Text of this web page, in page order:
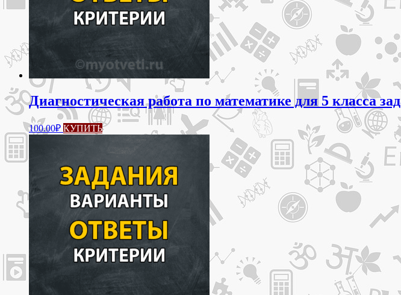
Диагностическая работа по математике для 5 класса
100.00₽ КУПИТЬ